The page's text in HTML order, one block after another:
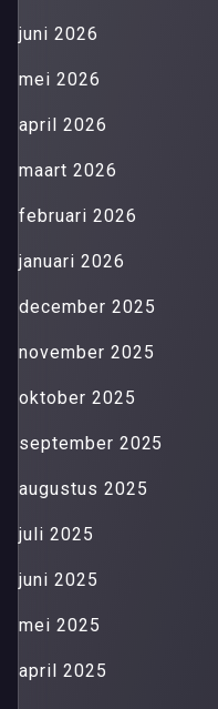
juni 2026
mei 2026
april 2026
maart 2026
februari 2026
januari 2026
december 2025
november 2025
oktober 2025
september 2025
augustus 2025
juli 2025
juni 2025
mei 2025
april 2025